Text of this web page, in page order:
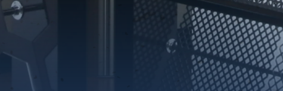
溶接金網
ファインメッシュ
ファインメッシュ加工品